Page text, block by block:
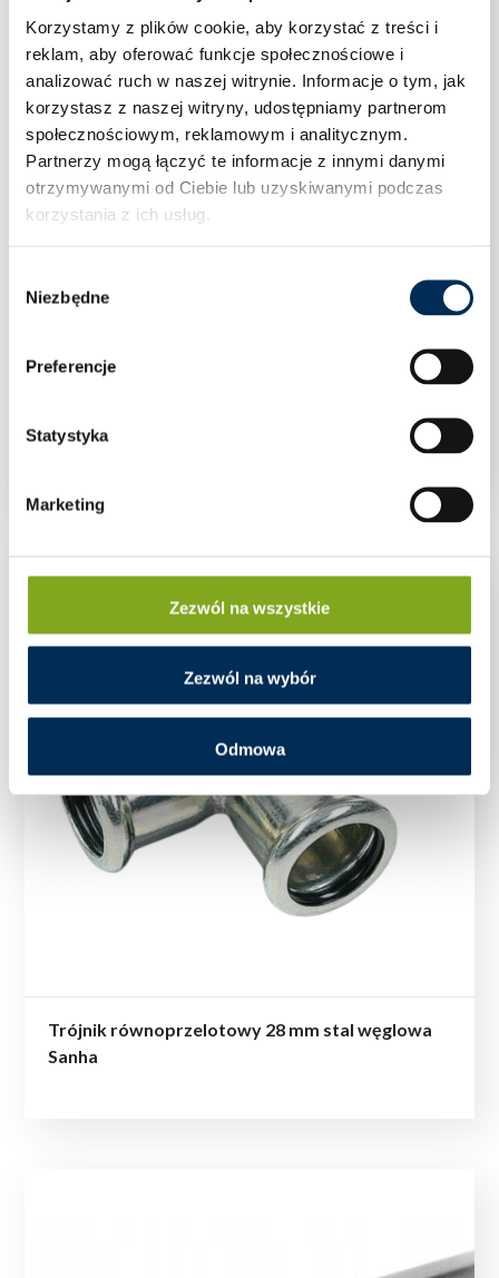
Korzystamy z plików cookie, aby korzystać z treści i
reklam, aby oferować funkcje społecznościowe i
analizować ruch w naszej witrynie. Informacje o tym, jak
korzystasz z naszej witryny, udostępniamy partnerom
społecznościowym, reklamowym i analitycznym.
Partnerzy mogą łączyć te informacje z innymi danymi
otrzymywanymi od Ciebie lub uzyskiwanymi podczas
korzystania z ich usług.
zgody
Niezbędne
Preferencje
Statystyka
Marketing
Zezwól na wszystkie
Zezwól na wybór
Odmowa
Sanha
Trójnik równoprzelotowy 28 mm stal węglowa
Sanha